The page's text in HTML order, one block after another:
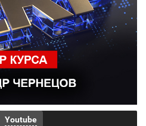
Youtube